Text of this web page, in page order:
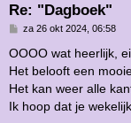
Re: "Dagboek"
B
r
c
h
t
za 26 okt 2024, 06:58
OOOO wat heerlijk,
Het belooft een
Het kan weer alle
Ik hoop dat je